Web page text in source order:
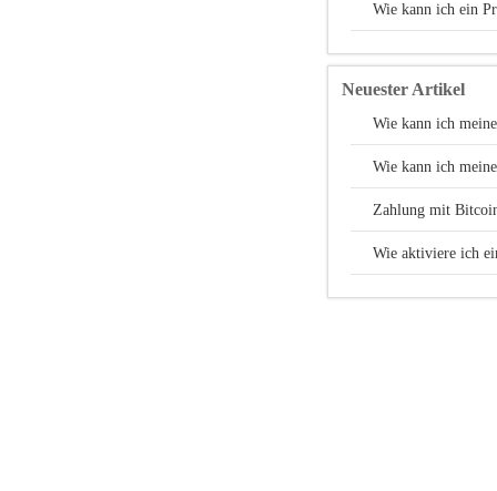
Wie kann ich ein
Neuester Artikel
Wie kann ich
Wie kann ich
Zahlung mit
Wie aktiviere ich